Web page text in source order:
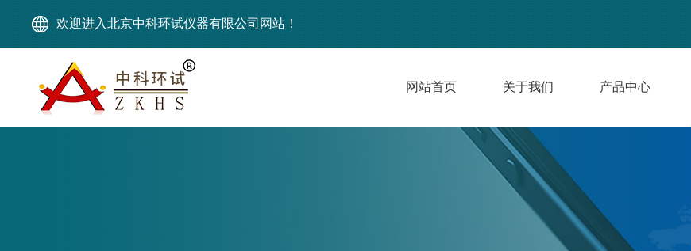
欢迎进入北京中科环试仪器有限公司网站！
网站首页 关于我们 产品中心